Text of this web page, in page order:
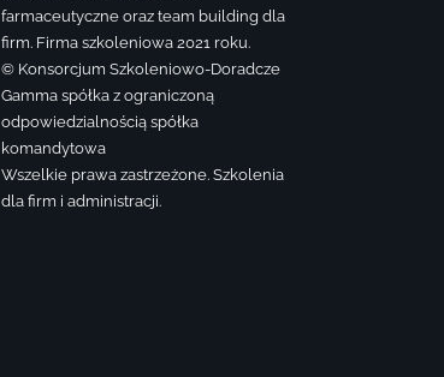
farmaceutyczne oraz team building dla
firm. Firma szkoleniowa 2021 roku.
© Konsorcjum Szkoleniowo-Doradcze
Gamma spółka z ograniczoną
odpowiedzialnością spółka
komandytowa
Wszelkie prawa zastrzeżone. Szkolenia
dla firm i administracji.